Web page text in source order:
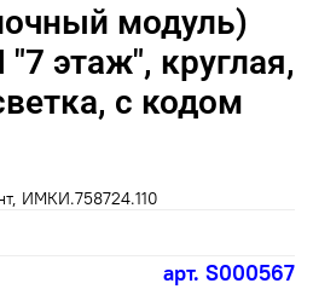
арт. S000567
модуль)
этаж", круглая,
с кодом
ИМКИ.758724.110